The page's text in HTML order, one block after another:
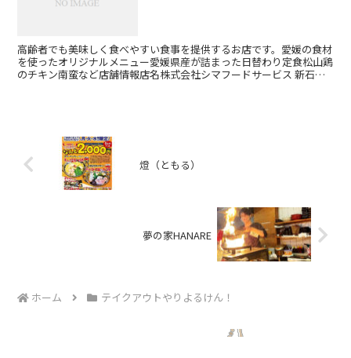
高齢者でも美味しく食べやすい食事を提供するお店です。愛媛の食材
を使ったオリジナルメニュー愛媛県産が詰まった日替わり定食松山鶏
のチキン南蛮など店舗情報店名株式会社シマフードサービス 新石手
燈（ともる）
夢の家HANARE
ホーム テイクアウトやりよるけん！